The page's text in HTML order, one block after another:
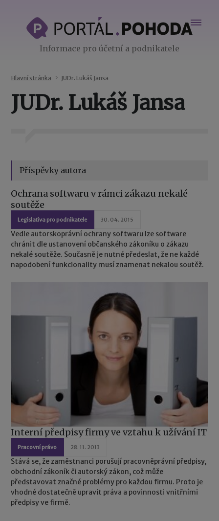
Informace pro účetní a podnikatele
Hlavní stránka JUDr. Lukáš Jansa
JUDr. Lukáš Jansa
Příspěvky autora
Ochrana softwaru v rámci zákazu nekalé
soutěže
Legislativa pro podnikatele 30. 04. 2015
Vedle autorskoprávní ochrany softwaru lze software
chránit dle ustanovení občanského zákoníku o zákazu
nekalé soutěže. Současně je nutné předeslat, že ne každé
napodobení funkcionality musí znamenat nekalou soutěž.
Interní předpisy firmy ve vztahu k užívání IT
Pracovní právo 28. 11. 2013
Stává se, že zaměstnanci porušují pracovněprávní předpisy,
obchodní zákoník či autorský zákon, což může
představovat značné problémy pro každou firmu. Proto je
vhodné dostatečně upravit práva a povinnosti vnitřními
předpisy ve firmě.